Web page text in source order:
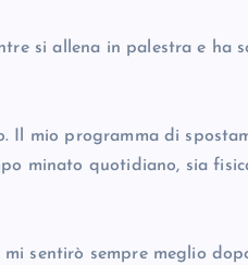
si allena in palestra e ha
Il mio programma di
minato quotidiano, sia
sentirò sempre meglio